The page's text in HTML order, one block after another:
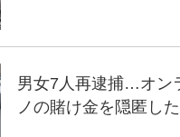
男女7人再逮捕…オン
ノの賭け金を隠匿し